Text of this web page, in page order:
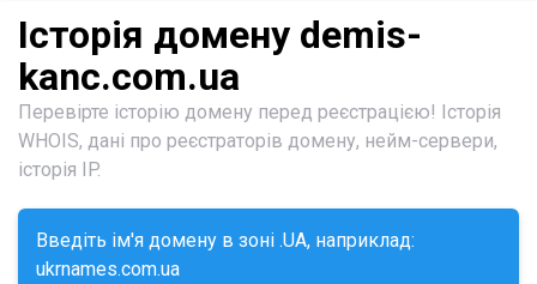
Історія домену demis-
kanc.com.ua
Перевірте історію домену перед реєстрацією! Історія
WHOIS, дані про реєстраторів домену, нейм-сервери,
історія IP.
Введіть ім'я домену в зоні .UA, наприклад:
ukrnames.com.ua